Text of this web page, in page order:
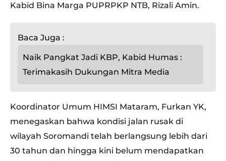
Kabid Bina Marga PUPRPKP NTB, Rizali Amin.
Baca Juga :
Naik Pangkat Jadi KBP, Kabid Humas :
Terimakasih Dukungan Mitra Media
Koordinator Umum HIMSI Mataram, Furkan YK,
menegaskan bahwa kondisi jalan rusak di
wilayah Soromandi telah berlangsung lebih dari
30 tahun dan hingga kini belum mendapatkan